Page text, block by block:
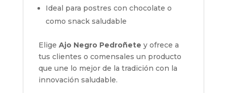
Ideal para postres con chocolate o
como snack saludable
Elige Ajo Negro Pedroñete y ofrece a
tus clientes o comensales un producto
que une lo mejor de la tradición con la
innovación saludable.